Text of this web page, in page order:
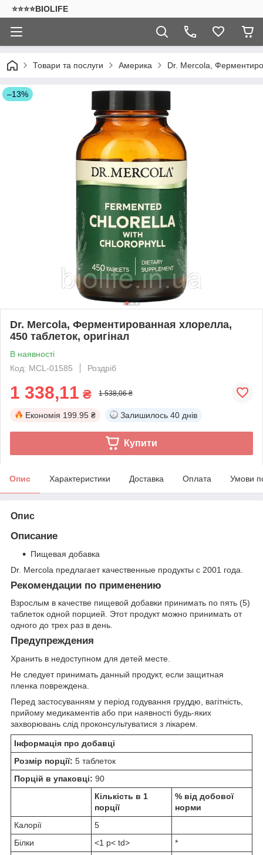
⭐⭐⭐⭐BIOLIFE
Товари та послуги Америка Dr. Mercola,
–13%
Dr. Mercola, Ферментированная хлорелла,
450 таблеток, оригінал
В наявності
Код: MCL-01585
Роздріб
1 338,11 ₴ 1 538,06 ₴
Економія 199.95 ₴ Залишилось 40 днів
Купити
Опис Характеристики Доставка Оплата Умови
Опис
Описание
Пищевая добавка
Dr. Mercola предлагает качественные продукты с 2001 года.
Рекомендации по применению
Взрослым в качестве пищевой добавки принимать по пять (5)
таблеток одной порцией. Этот продукт можно принимать от
одного до трех раз в день.
Предупреждения
Хранить в недоступном для детей месте.
Не следует принимать данный продукт, если защитная
пленка повреждена.
Перед застосуванням у період годування груддю, вагітність,
прийому медикаментів або при наявності будь-яких
захворювань слід проконсультуватися з лікарем.
Інформація про добавці
Розмір порції: 5 таблеток
Порцій в упаковці: 90
Кількість в 1
порції
% від добової
норми
Калорії
5
Білки
<1 р< td>
*